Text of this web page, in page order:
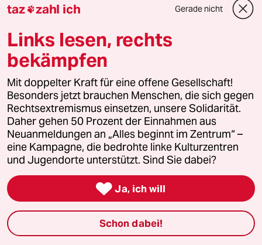
Podcast
bundestalk
fernverbindung
klima update°
Mauerecho
Freie Rede
reingehen
taz zahl ich Gerade nicht
Links lesen, rechts
bekämpfen
Mit doppelter Kraft für eine offene Gesellschaft!
Besonders jetzt brauchen Menschen, die sich gegen
Rechtsextremismus einsetzen, unsere Solidarität.
Daher gehen 50 Prozent der Einnahmen aus
Neuanmeldungen an „Alles beginnt im Zentrum“ –
eine Kampagne, die bedrohte linke Kulturzentren
und Jugendorte unterstützt. Sind Sie dabei?
 Ja, ich will
Schon dabei!